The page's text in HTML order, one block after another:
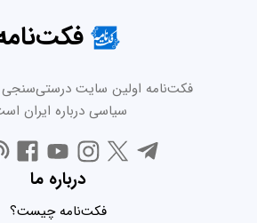
فکت‌نامه اولین سایت
سیاسی درباره ایران
درباره ما
فکت‌نامه چیست؟